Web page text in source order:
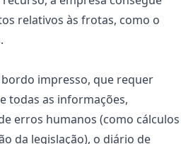
relativos às frotas, como o
impresso, que requer
todas as informações,
erros humanos (como cálculos
da legislação), o diário de